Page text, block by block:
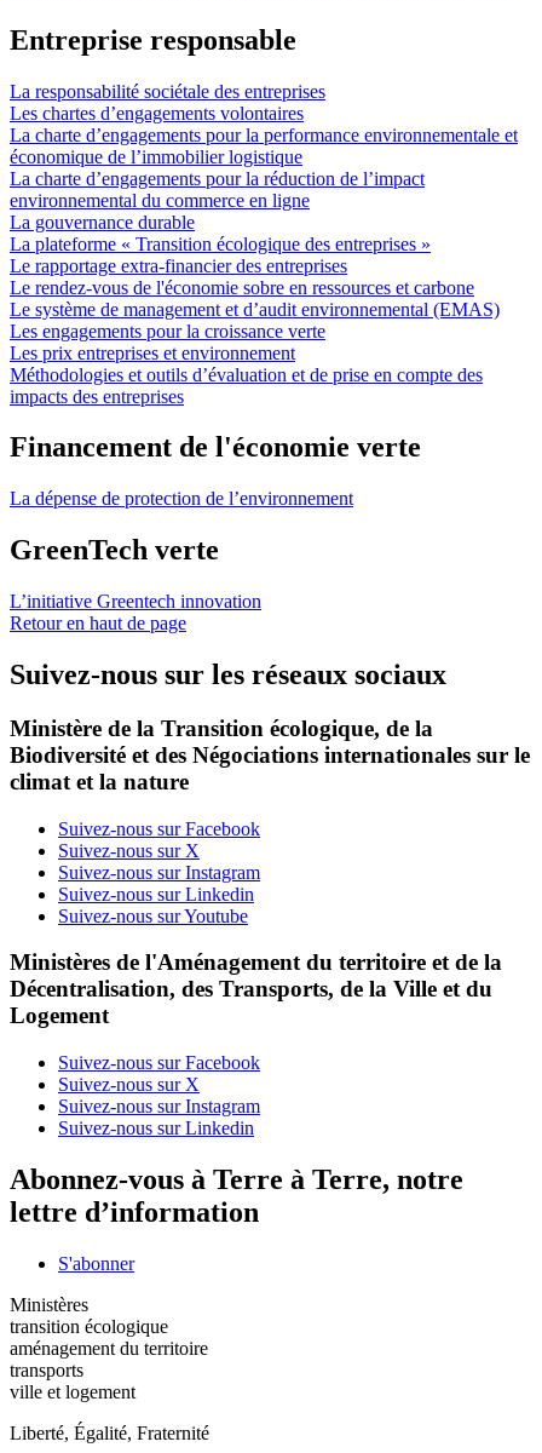
Entreprise responsable
La responsabilité sociétale des entreprises
Les chartes d’engagements volontaires
La charte d’engagements pour la performance environnementale et
économique de l’immobilier logistique
La charte d’engagements pour la réduction de l’impact
environnemental du commerce en ligne
La gouvernance durable
La plateforme « Transition écologique des entreprises »
Le rapportage extra-financier des entreprises
Le rendez-vous de l'économie sobre en ressources et carbone
Le système de management et d’audit environnemental (EMAS)
Les engagements pour la croissance verte
Les prix entreprises et environnement
Méthodologies et outils d’évaluation et de prise en compte des
impacts des entreprises
Financement de l'économie verte
La dépense de protection de l’environnement
GreenTech verte
L’initiative Greentech innovation
Retour en haut de page
Suivez-nous sur les réseaux sociaux
Ministère de la Transition écologique, de la
Biodiversité et des Négociations internationales sur le
climat et la nature
Suivez-nous sur Facebook
Suivez-nous sur X
Suivez-nous sur Instagram
Suivez-nous sur Linkedin
Suivez-nous sur Youtube
Ministères de l'Aménagement du territoire et de la
Décentralisation, des Transports, de la Ville et du
Logement
Suivez-nous sur Facebook
Suivez-nous sur X
Suivez-nous sur Instagram
Suivez-nous sur Linkedin
Abonnez-vous à Terre à Terre, notre
lettre d’information
S'abonner
Ministères
transition écologique
aménagement du territoire
transports
ville et logement
Liberté, Égalité, Fraternité